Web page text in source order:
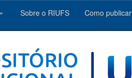
Sobre o RIUFS Como publicar